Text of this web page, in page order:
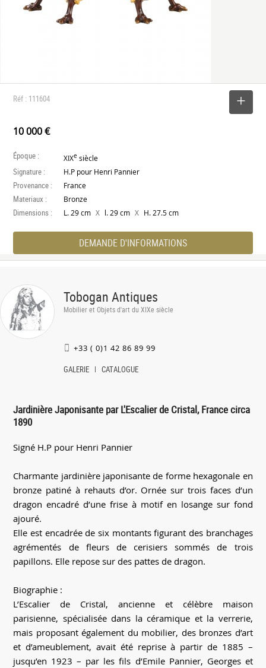
Réf : 111604
10 000 €
Époque : XIXe siècle
Signature : H.P pour Henri Pannier
Provenance : France
Materiaux : Bronze
Dimensions : L. 29 cm X l. 29 cm X H. 27.5 cm
DEMANDE D'INFORMATIONS
Tobogan Antiques
Mobilier et Objets d'art du XIXe siècle
+33 ( 0)1 42 86 89 99
GALERIE CATALOGUE
Jardinière Japonisante par L'Escalier de Cristal, France circa
1890
Signé H.P pour Henri Pannier
Charmante jardinière japonisante de forme hexagonale en
bronze patiné à rehauts d’or. Ornée sur trois faces d’un
dragon encadré d’une frise à motif en losange sur fond
ajouré.
Elle est encadrée de six montants figurant des branchages
agrémentés de fleurs de cerisiers sommés de trois
papillons. Elle repose sur des pattes de dragon.
Biographie :
L’Escalier de Cristal, ancienne et célèbre maison
parisienne, spécialisée dans la céramique et la verrerie,
mais proposant également du mobilier, des bronzes d’art
et d’ameublement, avait été reprise à partir de 1885 –
jusqu’en 1923 – par les fils d’Emile Pannier, Georges et